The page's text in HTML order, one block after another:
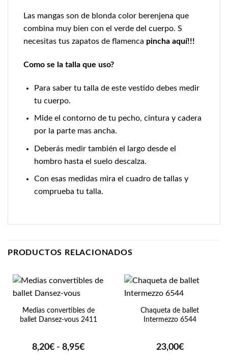
Las mangas son de blonda color berenjena que
combina muy bien con el verde del cuerpo. S
necesitas tus zapatos de flamenca pincha aquí!!!
Como se la talla que uso?
Para saber tu talla de este vestido debes medir
tu cuerpo.
Mide el contorno de tu pecho, cintura y cadera
por la parte mas ancha.
Deberás medir también el largo desde el
hombro hasta el suelo descalza.
Con esas medidas mira el cuadro de tallas y
comprueba tu talla.
PRODUCTOS RELACIONADOS
Medias convertibles de
ballet Dansez-vous 2411
8,20€ - 8,95€Rango
Chaqueta de ballet
Intermezzo 6544
23,00€